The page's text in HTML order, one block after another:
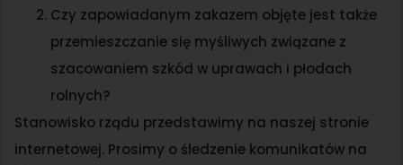
Czy zapowiadanym zakazem objęte jest także
przemieszczanie się myśliwych związane z
szacowaniem szkód w uprawach i płodach
rolnych?
Stanowisko rządu przedstawimy na naszej stronie
internetowej. Prosimy o śledzenie komunikatów na